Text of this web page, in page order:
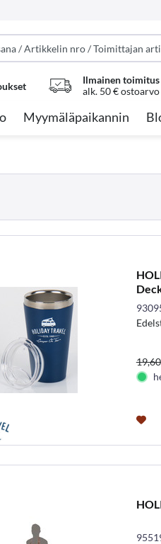
Ilmainen toimitus
alk. 50 € ostoarvo
Myymäläpaikannin